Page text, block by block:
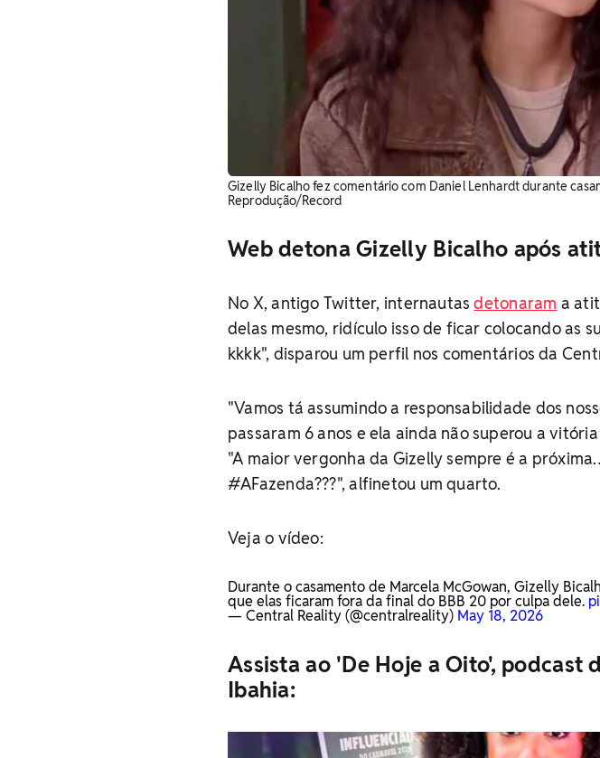
Gizelly Bicalho fez comentário com Daniel Lenhardt durante
Reprodução/Record
Web detona Gizelly Bicalho após
No X, antigo Twitter, internautasdetonaram a
delas mesmo, ridículo isso de ficar colocando as
kkkk", disparou um perfil nos comentários da
"Vamos tá assumindo a responsabilidade dos
passaram 6 anos e ela ainda não superou a
"A maior vergonha da Gizelly sempre é a
#AFazenda???", alfinetou um quarto.
Veja o vídeo:
Durante o casamento de Marcela McGowan, Gizelly
que elas ficaram fora da final do BBB 20 por culpa dele.
— Central Reality (@centralreality) May 18, 2026
Assista ao 'De Hoje a Oito', podcast
Ibahia: